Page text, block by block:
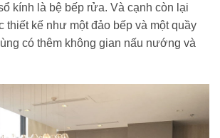
kính là bệ bếp rửa. Và cạnh còn lại
thiết kế như một đảo bếp và một quầy
có thêm không gian nấu nướng và